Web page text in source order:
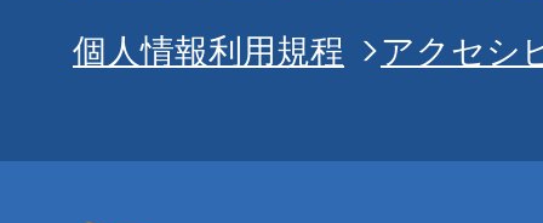
個人情報利用規程
アクセシ